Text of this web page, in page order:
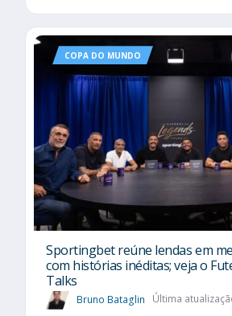
COPA DO MUNDO
Sportingbet reúne lendas em
com histórias inéditas; veja o
Talks
Bruno Bataglin Última